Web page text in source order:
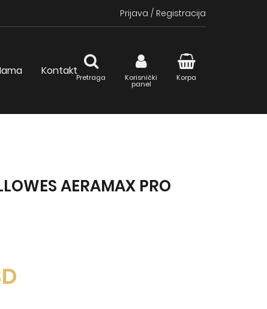
Prijava / Registracija
Kontakt
Pretraga Korisnički
panel
Korpa
AERAMAX PRO